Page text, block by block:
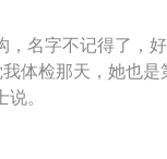
，名字不记得了，
体检那天，她也
。